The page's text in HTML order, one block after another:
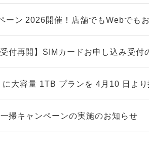
ーン 2026開催！店舗でもWebでも
付再開】SIMカードお申し込み受
大容量 1TB プランを 4月10 日より
掃キャンペーンの実施のお知らせ